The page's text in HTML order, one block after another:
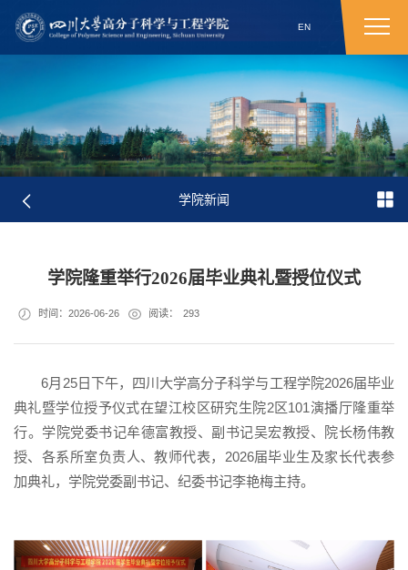
EN
学院新闻
​学院隆重举行2026届毕业典礼暨授位仪式
时间：2026-06-26 阅读： 293
6月25日下午，四川大学高分子科学与工程学院2026届毕业
典礼暨学位授予仪式在望江校区研究生院2区101演播厅隆重举
行。学院党委书记牟德富教授、副书记吴宏教授、院长杨伟教
授、各系所室负责人、教师代表，2026届毕业生及家长代表参
加典礼，学院党委副书记、纪委书记李艳梅主持。